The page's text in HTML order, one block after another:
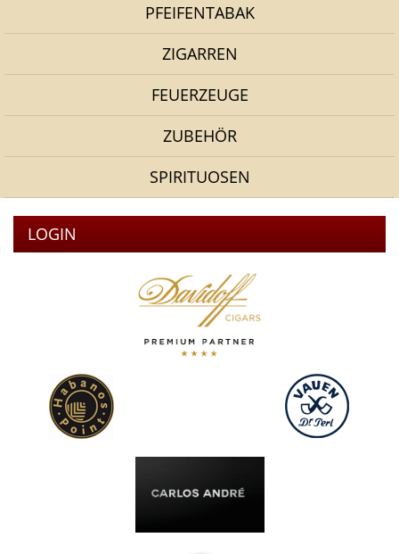
PFEIFENTABAK
ZIGARREN
FEUERZEUGE
ZUBEHÖR
SPIRITUOSEN
LOGIN